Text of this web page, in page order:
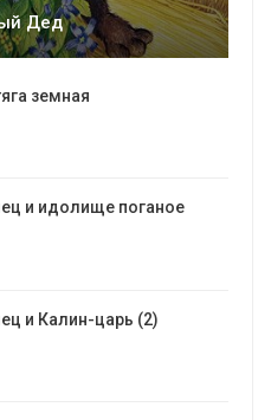
Дед
земная
и идолище поганое
и Калин-царь (2)